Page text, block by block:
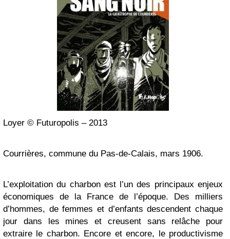
Loyer © Futuropolis – 2013
Courrières, commune du Pas-de-Calais, mars 1906.
L’exploitation du charbon est l’un des principaux enjeux
économiques de la France de l’époque. Des milliers
d’hommes, de femmes et d’enfants descendent chaque
jour dans les mines et creusent sans relâche pour
extraire le charbon. Encore et encore, le productivisme